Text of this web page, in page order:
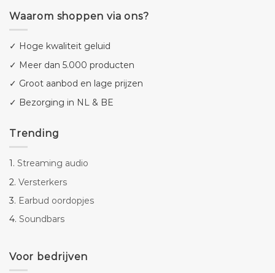
Waarom shoppen via ons?
✓ Hoge kwaliteit geluid
✓ Meer dan 5.000 producten
✓ Groot aanbod en lage prijzen
✓ Bezorging in NL & BE
Trending
1. Streaming audio
2. Versterkers
3. Earbud oordopjes
4. Soundbars
Voor bedrijven